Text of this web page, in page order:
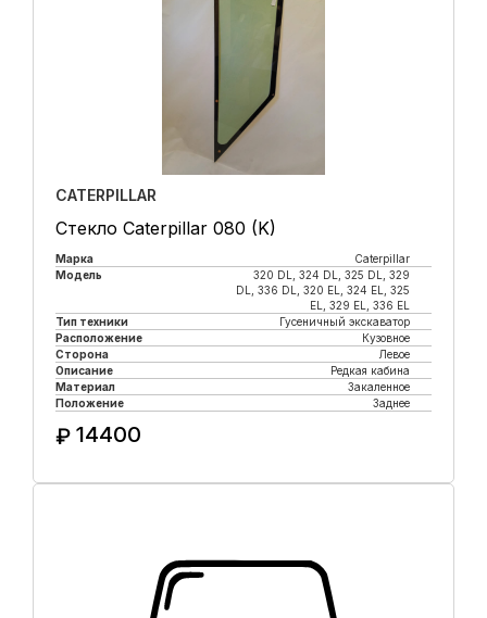
CATERPILLAR
Стекло Caterpillar 080 (K)
Марка
Caterpillar
Модель
320 DL, 324 DL, 325 DL, 329
DL, 336 DL, 320 EL, 324 EL, 325
EL, 329 EL, 336 EL
Тип техники
Гусеничный экскаватор
Расположение
Кузовное
Сторона
Левое
Описание
Редкая кабина
Материал
Закаленное
Положение
Заднее
₽ 14400